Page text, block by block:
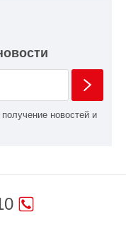
новостей и